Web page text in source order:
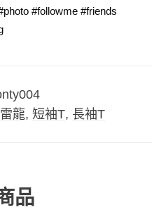
#followme #friends
龍, 短袖T, 長袖T
品